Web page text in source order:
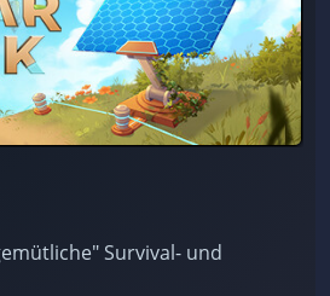
Survival- und